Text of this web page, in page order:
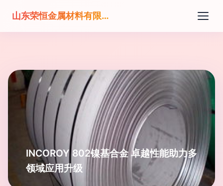
山东荣恒金属材料有限公司
INCOROY 802镍基合金 卓越性能助力多
领域应用升级